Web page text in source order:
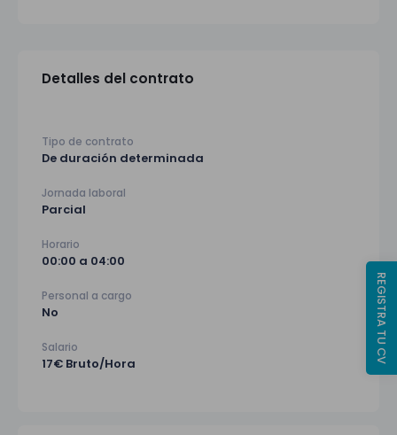
Detalles del contrato
Tipo de contrato
De duración determinada
Jornada laboral
Parcial
Horario
00:00 a 04:00
Personal a cargo
No
Salario
17€ Bruto/Hora REGISTRA TU CV